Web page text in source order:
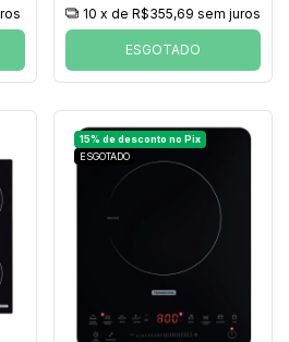
10 x de R$355,69 sem juros
ESGOTADO
ESGOTADO